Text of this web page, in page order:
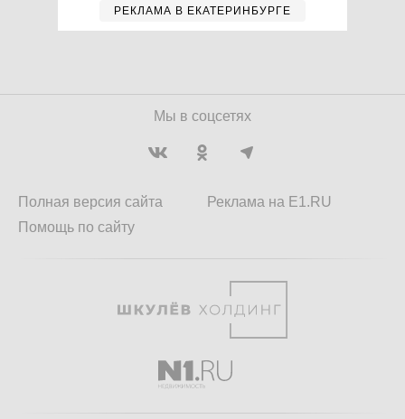
РЕКЛАМА В ЕКАТЕРИНБУРГЕ
Мы в соцсетях
Полная версия сайта
Помощь по сайту
Реклама на E1.RU